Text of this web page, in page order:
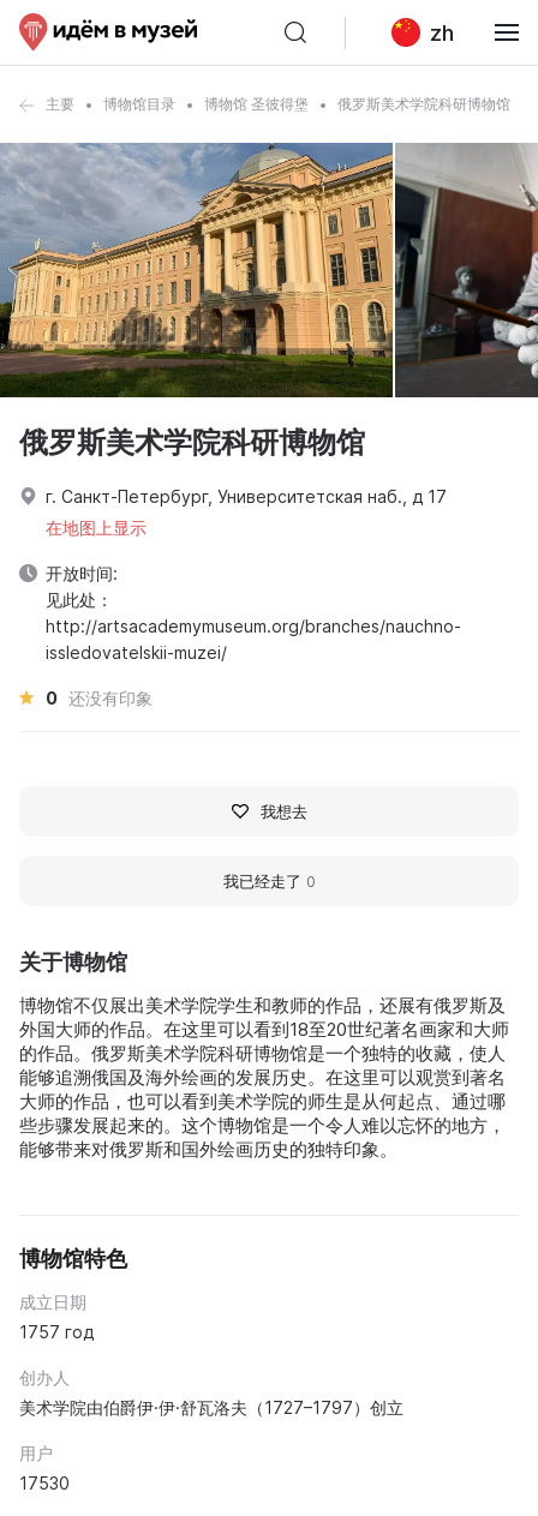
zh
主要 博物馆目录 博物馆 圣彼得堡 俄罗斯美术学院科研博物馆
关于博物馆
博物馆不仅展出美术学院学生和教师的作品，还展有俄罗斯及
外国大师的作品。在这里可以看到18至20世纪著名画家和大师
的作品。俄罗斯美术学院科研博物馆是一个独特的收藏，使人
能够追溯俄国及海外绘画的发展历史。在这里可以观赏到著名
大师的作品，也可以看到美术学院的师生是从何起点、通过哪
些步骤发展起来的。这个博物馆是一个令人难以忘怀的地方，
能够带来对俄罗斯和国外绘画历史的独特印象。
博物馆特色
成立日期
1757 год
创办人
美术学院由伯爵伊·伊·舒瓦洛夫（1727–1797）创立
用户
17530
俄罗斯美术学院科研博物馆
г. Санкт-Петербург, Университетская наб., д 17
在地图上显示
开放时间:
见此处：
http://artsacademymuseum.org/branches/nauchno-
issledovatelskii-muzei/
0 还没有印象
我想去
我已经走了 0